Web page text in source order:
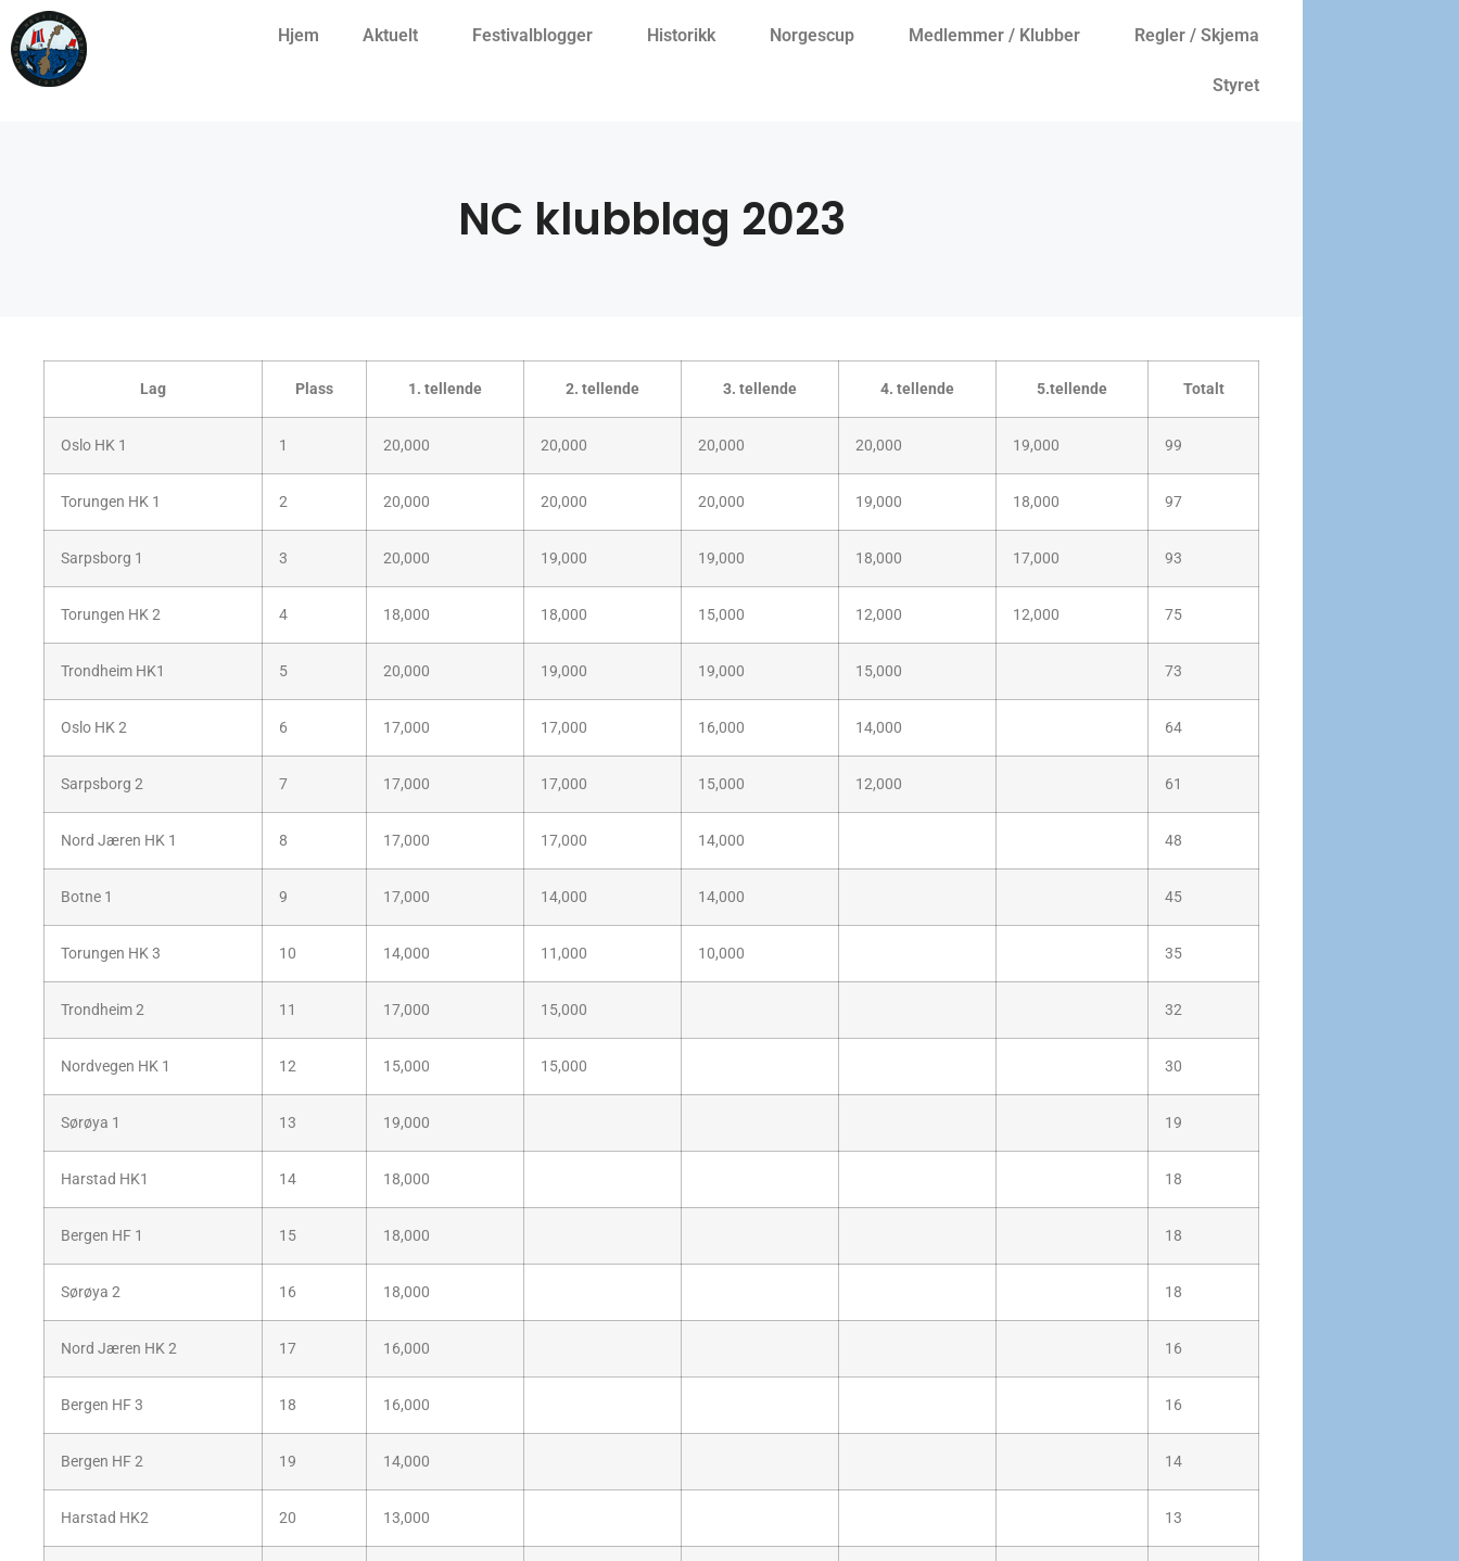
Hjem Aktuelt Festivalblogger Historikk Norgescup Medlemmer / Klubber Regler / Skjema
Styret
NC klubblag 2023
Lag Plass 1. tellende 2. tellende 3. tellende 4. tellende 5.tellende Totalt
Oslo HK 1 1 20,000 20,000 20,000 20,000 19,000 99
Torungen HK 1 2 20,000 20,000 20,000 19,000 18,000 97
Sarpsborg 1 3 20,000 19,000 19,000 18,000 17,000 93
Torungen HK 2 4 18,000 18,000 15,000 12,000 12,000 75
Trondheim HK1 5 20,000 19,000 19,000 15,000 73
Oslo HK 2 6 17,000 17,000 16,000 14,000 64
Sarpsborg 2 7 17,000 17,000 15,000 12,000 61
Nord Jæren HK 1 8 17,000 17,000 14,000 48
Botne 1 9 17,000 14,000 14,000 45
Torungen HK 3 10 14,000 11,000 10,000 35
Trondheim 2 11 17,000 15,000 32
Nordvegen HK 1 12 15,000 15,000 30
Sørøya 1 13 19,000 19
Harstad HK1 14 18,000 18
Bergen HF 1 15 18,000 18
Sørøya 2 16 18,000 18
Nord Jæren HK 2 17 16,000 16
Bergen HF 3 18 16,000 16
Bergen HF 2 19 14,000 14
Harstad HK2 20 13,000 13